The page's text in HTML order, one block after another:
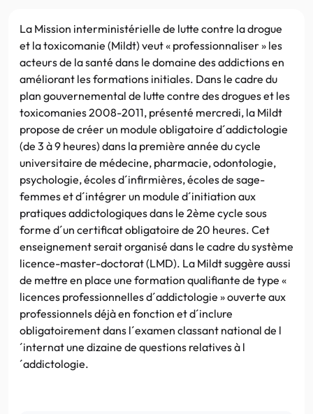
La Mission interministérielle de lutte contre la drogue
et la toxicomanie (Mildt) veut « professionnaliser » les
acteurs de la santé dans le domaine des addictions en
améliorant les formations initiales. Dans le cadre du
plan gouvernemental de lutte contre des drogues et les
toxicomanies 2008-2011, présenté mercredi, la Mildt
propose de créer un module obligatoire d´addictologie
(de 3 à 9 heures) dans la première année du cycle
universitaire de médecine, pharmacie, odontologie,
psychologie, écoles d´infirmières, écoles de sage-
femmes et d´intégrer un module d´initiation aux
pratiques addictologiques dans le 2ème cycle sous
forme d´un certificat obligatoire de 20 heures. Cet
enseignement serait organisé dans le cadre du système
licence-master-doctorat (LMD). La Mildt suggère aussi
de mettre en place une formation qualifiante de type «
licences professionnelles d´addictologie » ouverte aux
professionnels déjà en fonction et d´inclure
obligatoirement dans l´examen classant national de l
´internat une dizaine de questions relatives à l
´addictologie.